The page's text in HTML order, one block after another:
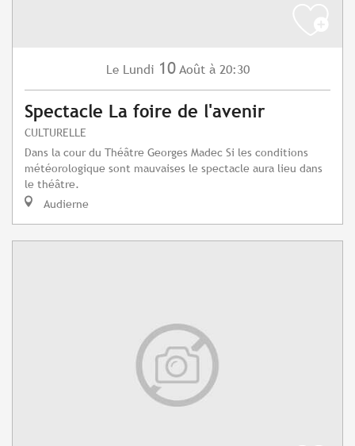
Le Lundi 10 Août à 20:30
Spectacle La foire de l'avenir
CULTURELLE
Dans la cour du Théâtre Georges Madec Si les conditions
météorologique sont mauvaises le spectacle aura lieu dans
le théâtre.
Audierne